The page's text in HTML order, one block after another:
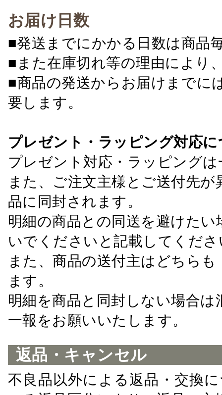
お届け日数
■発送までにかかる日数は商品
■また在庫切れ等の理由により
■商品の発送からお届けまでに
要します。
プレゼント・ラッピング対応
プレゼント対応・ラッピング
また、ご注文主様とご送付先
品に同封されます。
明細の商品との同送を避けた
いでくださいと記載してくださ
また、商品の送付主はどちら
ます。
明細を商品と同封しない場合
一報をお願いいたします。
返品・キャンセル
不良品以外による返品・交換